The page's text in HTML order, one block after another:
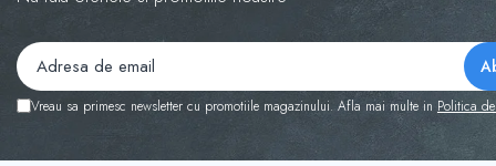
Vreau sa primesc newsletter cu promotiile magazinului. Afla mai multe in Politica